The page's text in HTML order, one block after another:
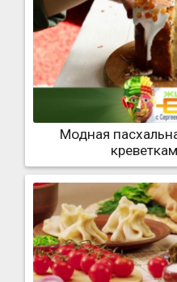
Модная